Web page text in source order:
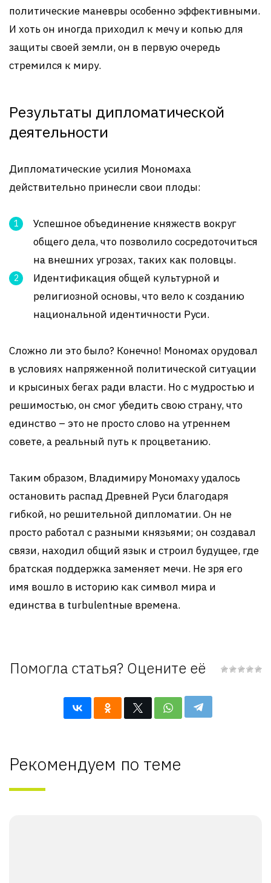
политические маневры особенно эффективными.
И хоть он иногда приходил к мечу и копью для
защиты своей земли, он в первую очередь
стремился к миру.
Результаты дипломатической
деятельности
Дипломатические усилия Мономаха
действительно принесли свои плоды:
Успешное объединение княжеств вокруг
общего дела, что позволило сосредоточиться
на внешних угрозах, таких как половцы.
Идентификация общей культурной и
религиозной основы, что вело к созданию
национальной идентичности Руси.
Сложно ли это было? Конечно! Мономах орудовал
в условиях напряженной политической ситуации
и крысиных бегах ради власти. Но с мудростью и
решимостью, он смог убедить свою страну, что
единство – это не просто слово на утреннем
совете, а реальный путь к процветанию.
Таким образом, Владимиру Мономаху удалось
остановить распад Древней Руси благодаря
гибкой, но решительной дипломатии. Он не
просто работал с разными князьями; он создавал
связи, находил общий язык и строил будущее, где
братская поддержка заменяет мечи. Не зря его
имя вошло в историю как символ мира и
единства в turbulentные времена.
Помогла статья? Оцените её
Рекомендуем по теме